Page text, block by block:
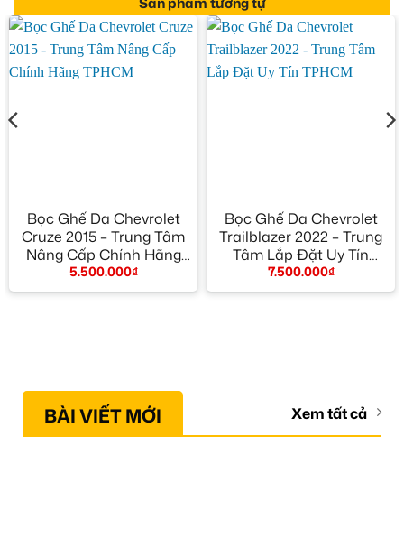
Bọc Ghế Da Chevrolet
Cruze 2015 – Trung Tâm
Nâng Cấp Chính Hãng
TPHCM
5.500.000₫
Bọc Ghế Da Chevrolet
Trailblazer 2022 – Trung
Tâm Lắp Đặt Uy Tín
TPHCM
7.500.000₫
BÀI VIẾT MỚI Xem tất cả